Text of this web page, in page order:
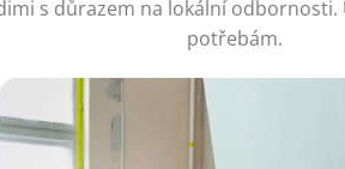
s důrazem na lokální
potřebám.